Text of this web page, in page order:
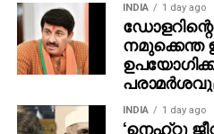
ഐഐഎമ്മുകളും
നമ്മൾ ഐടിയിൽ
പ്രിയങ്ക പ്രതികരിച്ചു.
അതേസമയം
ചർച്ചയിലും ഏറ്റുമുട്ടി
INDIA 1 day ago
നമുക്കെന്ത
INDIA 1 day ago
‘നെഹ്റു